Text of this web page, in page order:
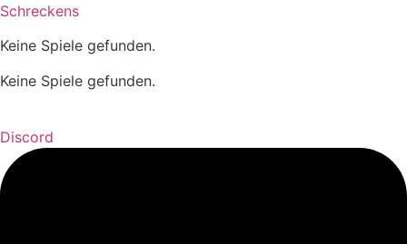
Schreckens
Keine Spiele gefunden.
Keine Spiele gefunden.
Discord